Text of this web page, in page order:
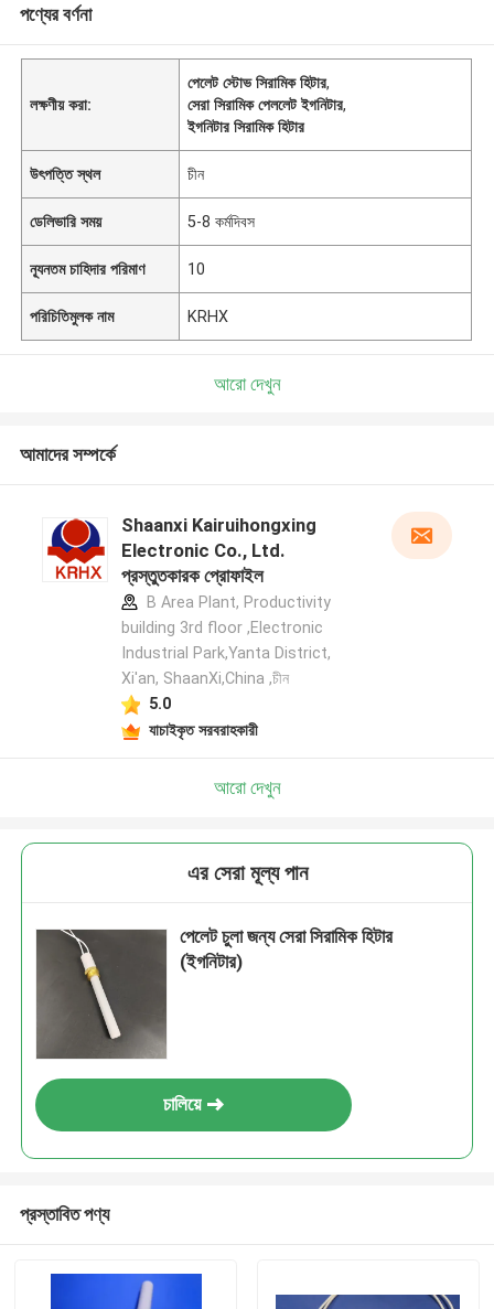
পণ্যের বর্ণনা
লক্ষণীয় করা:
পেলেট স্টোভ সিরামিক হিটার,
সেরা সিরামিক পেললেট ইগনিটার,
ইগনিটার সিরামিক হিটার
উৎপত্তি স্থল চীন
ডেলিভারি সময় 5-8 কর্মদিবস
ন্যূনতম চাহিদার পরিমাণ 10
পরিচিতিমুলক নাম KRHX
আরো দেখুন
আমাদের সম্পর্কে
Shaanxi Kairuihongxing
Electronic Co., Ltd.
প্রস্তুতকারক প্রোফাইল
B Area Plant, Productivity
building 3rd floor ,Electronic
Industrial Park,Yanta District,
Xi'an, ShaanXi,China ,চীন
5.0
যাচাইকৃত সরবরাহকারী
আরো দেখুন
এর সেরা মূল্য পান
পেলেট চুলা জন্য সেরা সিরামিক হিটার
(ইগনিটার)
চালিয়ে
প্রস্তাবিত পণ্য